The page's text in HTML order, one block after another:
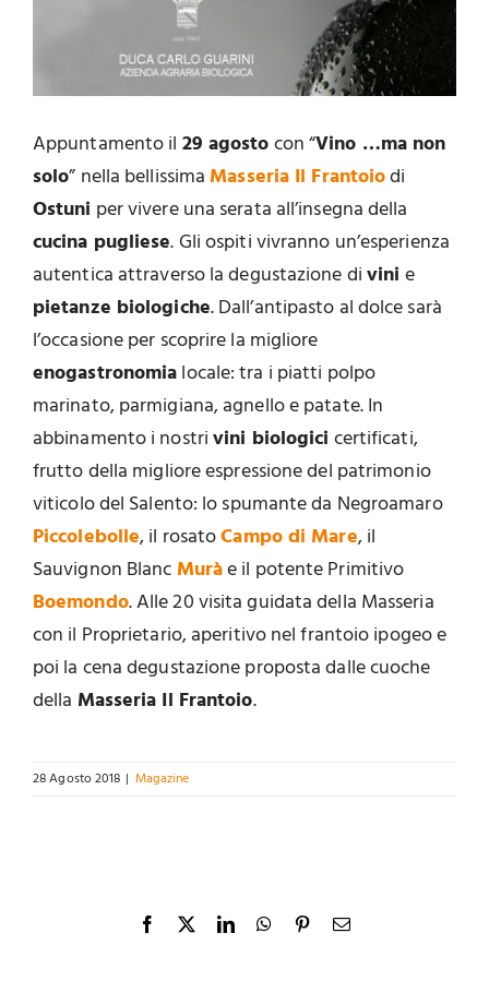
Appuntamento il 29 agostocon “Vino …ma non
solo” nella bellissima Masseria Il Frantoiodi
Ostuni per vivere una serata all’insegna della
cucina pugliese. Gli ospiti vivranno un’esperienza
autentica attraverso la degustazione divini e
pietanze biologiche. Dall’antipasto al dolce sarà
l’occasione per scoprire la migliore
enogastronomialocale: tra i piatti polpo
marinato, parmigiana, agnello e patate. In
abbinamento i nostrivini biologici certificati,
frutto della migliore espressione del patrimonio
viticolo del Salento: lo spumante da Negroamaro
Piccolebolle, il rosatoCampo di Mare, il
Sauvignon Blanc Muràe il potente Primitivo
Boemondo. Alle 20 visita guidata della Masseria
con il Proprietario, aperitivo nel frantoio ipogeo e
poi la cena degustazione proposta dalle cuoche
della Masseria Il Frantoio.
28 Agosto 2018 | Magazine
Facebook
X LinkedInWhatsApp
PinterestEmail